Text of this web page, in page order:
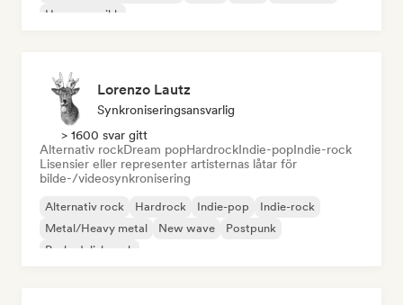
House-musikk
Lorenzo Lautz
Synkroniseringsansvarlig
> 1600 svar gitt
Alternativ rockDream popHardrockIndie-popIndie-rock
Lisensier eller representer artisternas låtar för
bilde-/videosynkronisering
Alternativ rock Hardrock Indie-pop
Indie-rock
Metal/Heavy metal
New wave
Postpunk
Psykedelisk rock